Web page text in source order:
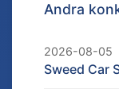
Andra
2026-08-05
Sweed Car